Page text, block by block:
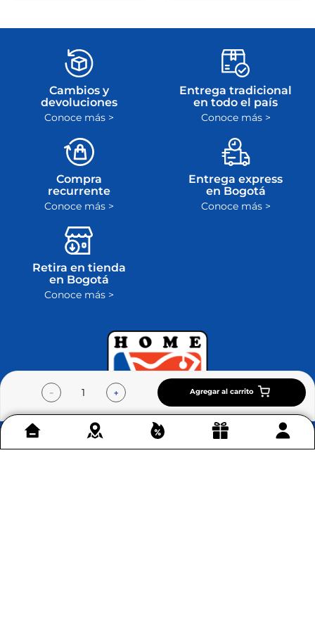
＋
－ Agregar al carrito
Cambios y
devoluciones
Conoce más >
Entrega tradicional
en todo el país
Conoce más >
Compra
recurrente
Conoce más >
Entrega express
en Bogotá
Conoce más >
Retira en tienda
en Bogotá
Conoce más >